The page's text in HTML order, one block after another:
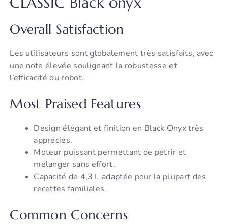
Overall Satisfaction
Les utilisateurs sont globalement très satisfaits, avec
une note élevée soulignant la robustesse et
l’efficacité du robot.
Most Praised Features
Design élégant et finition en Black Onyx très
appréciés.
Moteur puissant permettant de pétrir et
mélanger sans effort.
Capacité de 4,3 L adaptée pour la plupart des
recettes familiales.
Common Concerns